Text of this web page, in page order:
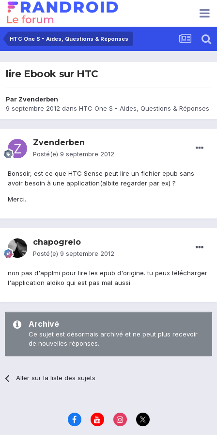
HTC One S - Aides, Questions & Réponses
lire Ebook sur HTC
Par Zvenderben
9 septembre 2012 dans HTC One S - Aides, Questions & Réponses
Zvenderben
Posté(e) 9 septembre 2012
Bonsoir, est ce que HTC Sense peut lire un fichier epub sans
avoir besoin à une application(albite regarder par ex) ?
Merci.
chapogrelo
Posté(e) 9 septembre 2012
non pas d'applmi pour lire les epub d'origine. tu peux télécharger
l'application aldiko qui est pas mal aussi.
Archivé
Ce sujet est désormais archivé et ne peut plus recevoir
de nouvelles réponses.
Aller sur la liste des sujets